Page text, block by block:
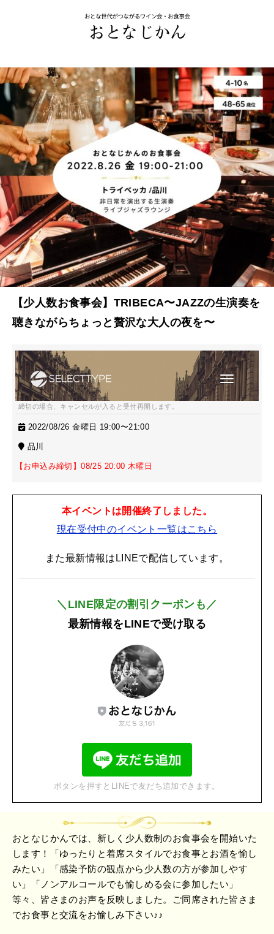
【少人数お食事会】TRIBECA〜JAZZの生演奏を
聴きながらちょっと贅沢な大人の夜を〜
締切の場合、キャンセルが入ると受付再開します。
2022/08/26 金曜日 19:00〜21:00
品川
【お申込み締切】08/25 20:00 木曜日
本イベントは開催終了しました。
現在受付中のイベント一覧はこちら
また最新情報はLINEで配信しています。
＼LINE限定の割引クーポンも／
最新情報をLINEで受け取る
ボタンを押すとLINEで友だち追加できます。
おとなじかんでは、新しく少人数制のお食事会を開始いた
します！「ゆったりと着席スタイルでお食事とお酒を愉し
みたい」「感染予防の観点から少人数の方が参加しやす
い」「ノンアルコールでも愉しめる会に参加したい」
等々、皆さまのお声を反映しました。ご同席された皆さま
でお食事と交流をお愉しみ下さい♪♪